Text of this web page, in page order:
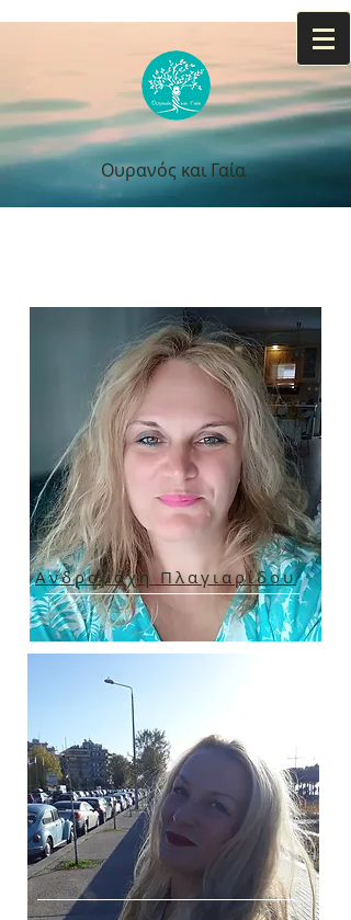
Ουρανός και Γαία
Ουρανός και Γαία
Ανδρομάχη Πλαγιαρίδου